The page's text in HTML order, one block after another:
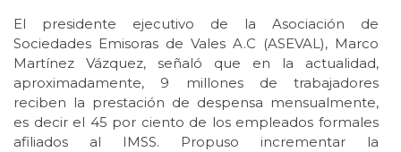
El presidente ejecutivo de la Asociación de
Sociedades Emisoras de Vales A.C (ASEVAL), Marco
Martínez Vázquez, señaló que en la actualidad,
aproximadamente, 9 millones de trabajadores
reciben la prestación de despensa mensualmente,
es decir el 45 por ciento de los empleados formales
afiliados al IMSS. Propuso incrementar la